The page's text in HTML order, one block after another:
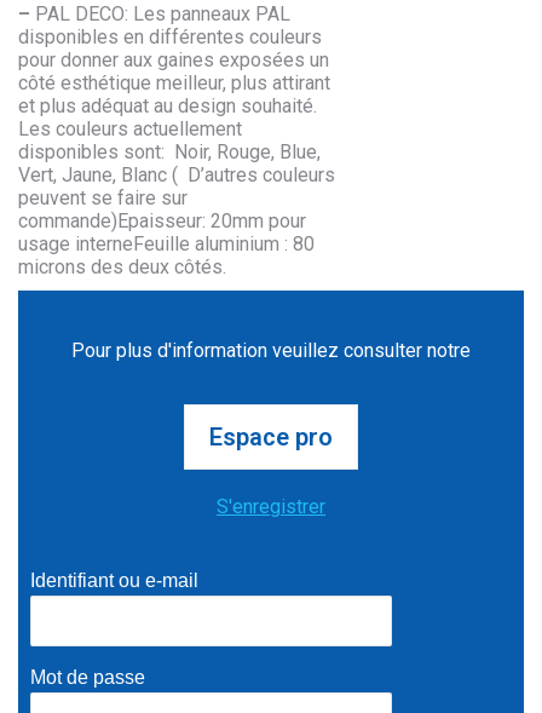
– PAL DECO: Les panneaux PAL
disponibles en différentes couleurs
pour donner aux gaines exposées un
côté esthétique meilleur, plus attirant
et plus adéquat au design souhaité.
Les couleurs actuellement
disponibles sont: Noir, Rouge, Blue,
Vert, Jaune, Blanc ( D’autres couleurs
peuvent se faire sur
commande)Epaisseur: 20mm pour
usage interneFeuille aluminium : 80
microns des deux côtés.
Pour plus d'information veuillez consulter notre
Espace pro
S'enregistrer
Identifiant ou e-mail
Mot de passe